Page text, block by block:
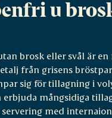
u
brosk eller svål är en
från grisens
sig för tillagning i
erbjuda mångsidiga
med